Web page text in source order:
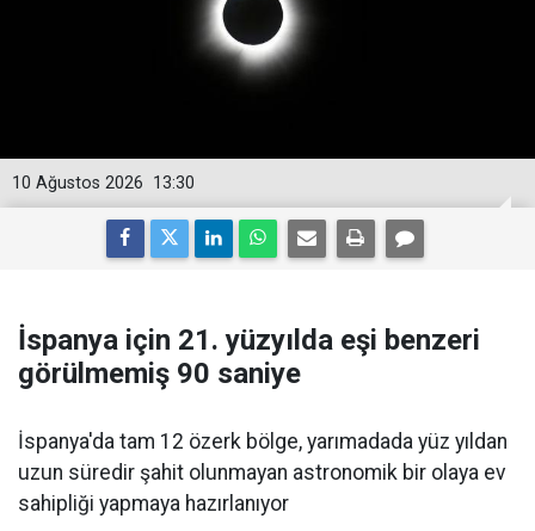
13:30
10 Ağustos 2026
İspanya için 21. yüzyılda eşi benzeri
görülmemiş 90 saniye
İspanya'da tam 12 özerk bölge, yarımadada yüz yıldan
uzun süredir şahit olunmayan astronomik bir olaya ev
sahipliği yapmaya hazırlanıyor